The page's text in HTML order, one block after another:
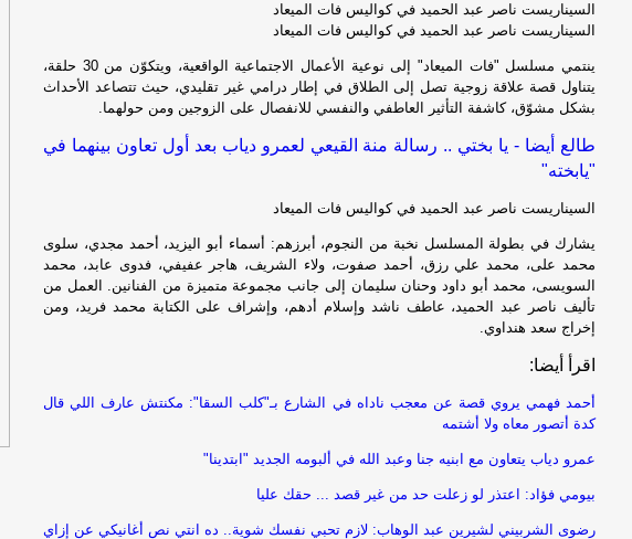
السيناريست ناصر عبد الحميد في كواليس فات الميعاد
السيناريست ناصر عبد الحميد في كواليس فات الميعاد
ينتمي مسلسل "فات الميعاد" إلى نوعية الأعمال الاجتماعية الواقعية، ويتكوّن من 30 حلقة،
يتناول قصة علاقة زوجية تصل إلى الطلاق في إطار درامي غير تقليدي، حيث تتصاعد الأحداث
بشكل مشوّق، كاشفة التأثير العاطفي والنفسي للانفصال على الزوجين ومن حولهما.
طالع أيضا - يا بختي .. رسالة منة القيعي لعمرو دياب بعد أول تعاون بينهما في
"يابخته"
السيناريست ناصر عبد الحميد في كواليس فات الميعاد
يشارك في بطولة المسلسل نخبة من النجوم، أبرزهم: أسماء أبو اليزيد، أحمد مجدي، سلوى
محمد على، محمد علي رزق، أحمد صفوت، ولاء الشريف، هاجر عفيفي، فدوى عابد، محمد
السويسى، محمد أبو داود وحنان سليمان إلى جانب مجموعة متميزة من الفنانين. العمل من
تأليف ناصر عبد الحميد، عاطف ناشد وإسلام أدهم، وإشراف على الكتابة محمد فريد، ومن
إخراج سعد هنداوي.
اقرأ أيضا:
أحمد فهمي يروي قصة عن معجب ناداه في الشارع بـ"كلب السقا": مكنتش عارف اللي قال
كدة أتصور معاه ولا أشتمه
عمرو دياب يتعاون مع ابنيه جنا وعبد الله في ألبومه الجديد "ابتدينا"
بيومي فؤاد: اعتذر لو زعلت حد من غير قصد ... حقك عليا
رضوى الشربيني لشيرين عبد الوهاب: لازم تحبي نفسك شوية.. ده انتي نص أغانيكي عن إزاي